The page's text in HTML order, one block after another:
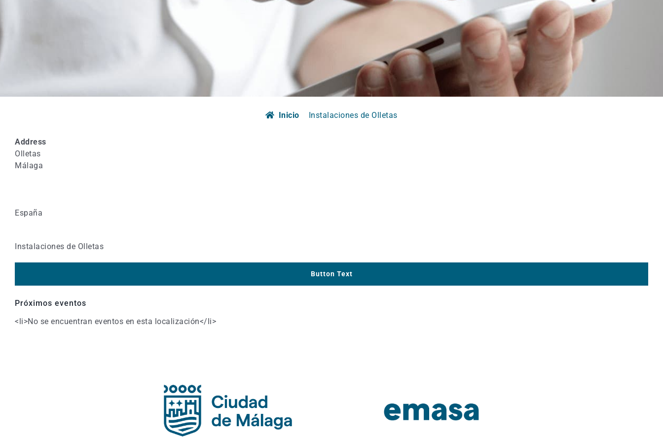
Inicio Instalaciones de Olletas
Address
Olletas
Málaga
España
Instalaciones de Olletas
Button Text
Próximos eventos
<li>No se encuentran eventos en esta localización</li>